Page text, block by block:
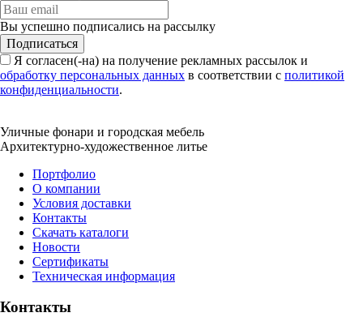
Вы успешно подписались на рассылку
Подписаться
Я согласен(-на) на получение рекламных рассылок и
обработку персональных данных в соответствии с политикой
конфиденциальности.
Уличные фонари и городская мебель
Архитектурно-художественное литье
Портфолио
О компании
Условия доставки
Контакты
Скачать каталоги
Новости
Сертификаты
Техническая информация
Контакты